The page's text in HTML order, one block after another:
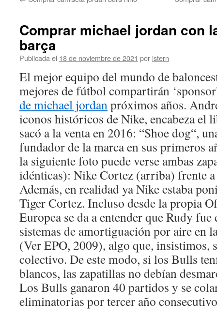
Comprar michael jordan con
barça
Publicada el 18 de noviembre de 2021 por istern
El mejor equipo del mundo de
mejores de fútbol compartirán
de michael jordanpróximos años.
iconos históricos de Nike, encabeza el
sacó a la venta en 2016: “Shoe dog“,
fundador de la marca en sus primeros
la siguiente foto puede verse ambas
idénticas): Nike Cortez (arriba) frente
Además, en realidad ya Nike estaba
Tiger Cortez. Incluso desde la propia
Europea se da a entender que Rudy
sistemas de amortiguación por aire en
(Ver EPO, 2009), algo que, insistimos,
colectivo. De este modo, si los Bulls
blancos, las zapatillas no debían
Los Bulls ganaron 40 partidos y se
eliminatorias por tercer año